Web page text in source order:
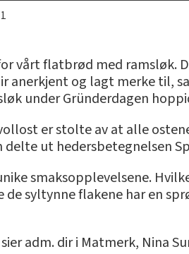
vårt flatbrød med ramsløk.
anerkjent og lagt merke til,
under Gründerdagen
er stolte av at alle
ut hedersbetegnelsen
smaksopplevelsene.
syltynne flakene har en
adm. dir i Matmerk, Nina